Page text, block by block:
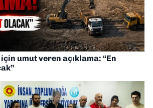
umut veren açıklama: “En